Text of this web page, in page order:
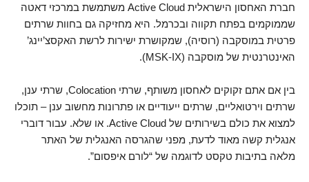
חברת האחסון הישראלית Active Cloud משתמשת במרכזי דאטה
שממוקמים בפתח תקווה ובכרמל. היא מחזיקה גם בחוות שרתים
פרטית במוסקבה (רוסיה), שמקושרת ישירות לרשת האקסצ’יינג’
האינטרנטית של מוסקבה (MSK-IX).
בין אם אתם זקוקים לאחסון משותף, שרתי Colocation, שרתי ענן,
שרתים וירטואליים, שרתים ייעודיים או פתרונות מחשוב ענן – תוכלו
למצוא את כולם בשירותים של Active Cloud. או שלא. עבור דוברי
אנגלית קשה מאוד לדעת, מפני שהגרסה האנגלית של האתר
מלאה בתיבות טקסט לדוגמה של “לורם איפסום”.